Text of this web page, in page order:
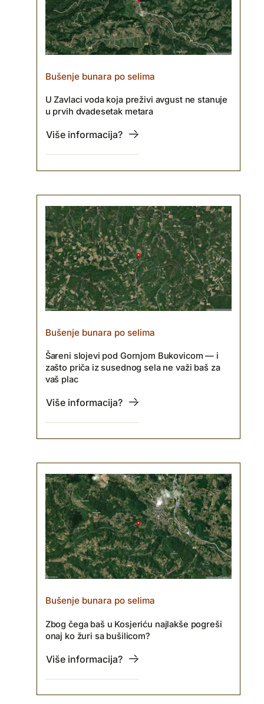
Bušenje bunara po selima
U Zavlaci voda koja preživi avgust ne stanuje
u prvih dvadesetak metara
Više informacija?
Bušenje bunara po selima
Šareni slojevi pod Gornjom Bukovicom — i
zašto priča iz susednog sela ne važi baš za
vaš plac
Više informacija?
Bušenje bunara po selima
Zbog čega baš u Kosjeriću najlakše pogreši
onaj ko žuri sa bušilicom?
Više informacija?